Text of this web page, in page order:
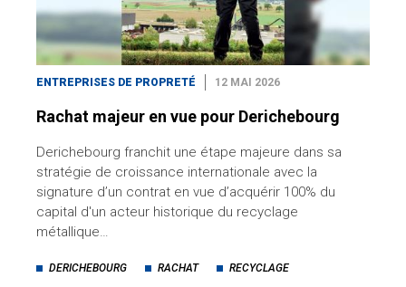
ENTREPRISES DE PROPRETÉ 12 MAI 2026
Rachat majeur en vue pour Derichebourg
Derichebourg franchit une étape majeure dans sa
stratégie de croissance internationale avec la
signature d’un contrat en vue d’acquérir 100% du
capital d'un acteur historique du recyclage
métallique…
DERICHEBOURG RACHAT RECYCLAGE